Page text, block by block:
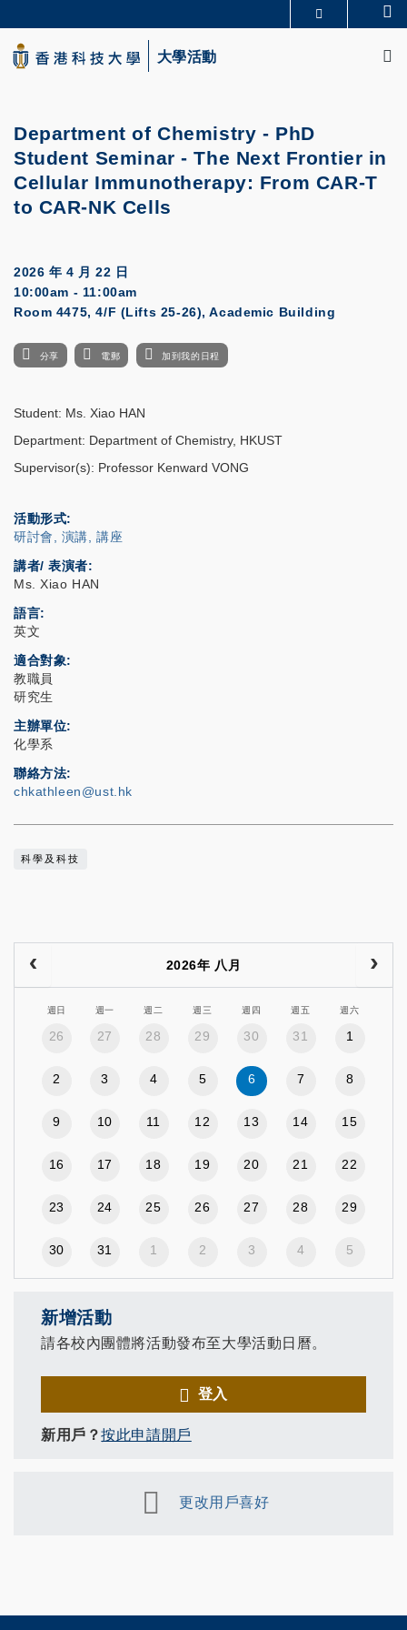
to
main
content
生活@科大
大學活動
Department of Chemistry - PhD
Student Seminar - The Next Frontier in
Cellular Immunotherapy: From CAR-T
to CAR-NK Cells
2026 年 4 月 22 日
10:00am - 11:00am
Room 4475, 4/F (Lifts 25-26), Academic Building
分享 電郵 加到我的日程
Student: Ms. Xiao HAN
Department: Department of Chemistry, HKUST
Supervisor(s): Professor Kenward VONG
活動形式
研討會, 演講, 講座
講者/ 表演者:
Ms. Xiao HAN
語言
英文
適合對象
教職員
研究生
主辦單位
化學系
聯絡方法
chkathleen@ust.hk
科學及科技
2026年 八月
週日 週一 週二 週三 週四 週五 週六
26 27 28 29 30 31 1
2 3 4 5 6 7 8
9 10 11 12 13 14 15
16 17 18 19 20 21 22
23 24 25 26 27 28 29
30 31 1 2 3 4 5
新增活動
請各校內團體將活動發布至大學活動日曆。
登入
新用戶？按此申請開戶
更改用戶喜好